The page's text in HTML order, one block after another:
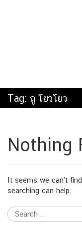
Tag: ถู โยวโยว
Nothing
It seems we can’t
searching can help.
Search
for: